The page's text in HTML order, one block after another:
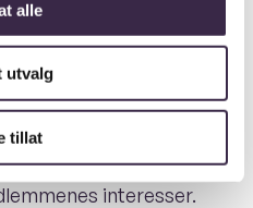
alle
utvalg
tillater medlemmer som
for å vareta
interesser.